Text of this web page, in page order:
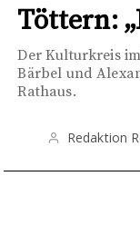
Töttern:
Der Kulturkreis
Bärbel und
Rathaus.
Redaktion